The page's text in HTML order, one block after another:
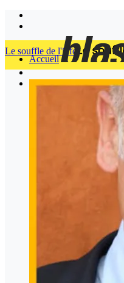
Accueil
Le souffle de l'info